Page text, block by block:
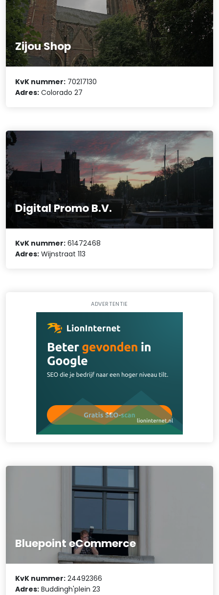
Zijou Shop
KvK nummer: 70217130
Adres: Colorado 27
Digital Promo B.V.
KvK nummer: 61472468
Adres: Wijnstraat 113
ADVERTENTIE
Bluepoint eCommerce
KvK nummer: 24492366
Adres: Buddingh'plein 23